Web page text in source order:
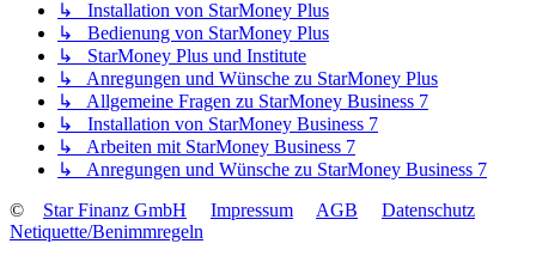
↳ Installation von StarMoney Plus
↳ Bedienung von StarMoney Plus
↳ StarMoney Plus und Institute
↳ Anregungen und Wünsche zu StarMoney Plus
↳ Allgemeine Fragen zu StarMoney Business 7
↳ Installation von StarMoney Business 7
↳ Arbeiten mit StarMoney Business 7
↳ Anregungen und Wünsche zu StarMoney Business 7
©
Star Finanz GmbH Impressum AGB
Datenschutz
Netiquette/Benimmregeln